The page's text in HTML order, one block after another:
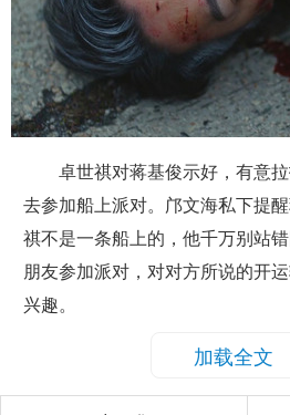
卓世祺对蒋基俊示好，有意
去参加船上派对。邝文海私下提
祺不是一条船上的，他千万别站
朋友参加派对，对对方所说的开
兴趣。
加载全文